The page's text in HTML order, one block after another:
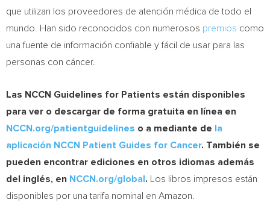
que utilizan los proveedores de atención médica de todo el
mundo. Han sido reconocidos con numerosos premios como
una fuente de información confiable y fácil de usar para las
personas con cáncer.
Las NCCN Guidelines for Patients están disponibles
para ver o descargar de forma gratuita en línea en
NCCN.org/patientguidelines o a mediante de
la
aplicación NCCN Patient Guides for Cancer. También se
pueden encontrar ediciones en otros idiomas además
del inglés, en NCCN.org/global . Los libros impresos están
disponibles por una tarifa nominal en Amazon.